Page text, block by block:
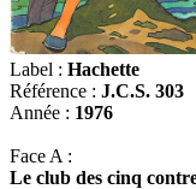
Label : Hachette
Référence : J.C.S. 303
Année : 1976
Face A :
Le club des cinq